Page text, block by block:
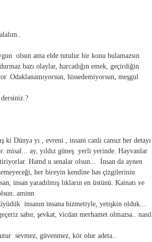
olsun ama elde tutulur bir konu bulamazsın
bazı olaylar, harcadığın emek, geçirdiğin
Odaklanamıyorsun, hissedemiyorsun, meşgul
Dünya yı , evreni , insani canlı cansız her detayı
misal... ay, yıldız güneş yerli yerinde. Hayvanlar
Hamd u senalar olsun... İnsan da aynen
her bireyin kendine has çizgilerinin
insan yaradılmış lıkların en üstünü. Kainatı ve
insanın insana hizmetiyle, yetişkin olduk...
sabır, şevkat, vicdan merhamet olmazsa.. nasıl
sevmez, güvenmez, kör olur adeta..